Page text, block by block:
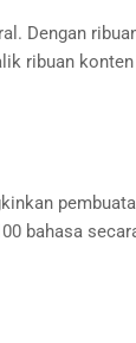
Dengan
ribuan
bahasa